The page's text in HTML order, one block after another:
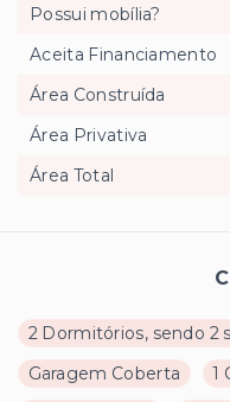
2 Dormitórios, sendo 2
Garagem Coberta
1
Possui mobília?
Aceita Financiamento
Área Construída
Área Privativa
Área Total